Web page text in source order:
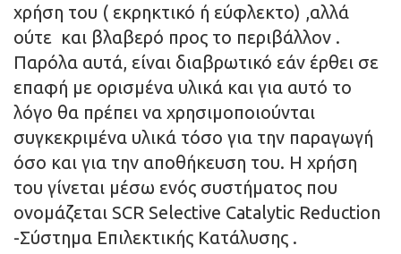
χρήση του ( εκρηκτικό ή εύφλεκτο) ,αλλά
ούτε και βλαβερό προς το περιβάλλον .
Παρόλα αυτά, είναι διαβρωτικό εάν έρθει σε
επαφή με ορισμένα υλικά και για αυτό το
λόγο θα πρέπει να χρησιμοποιούνται
συγκεκριμένα υλικά τόσο για την παραγωγή
όσο και για την αποθήκευση του. Η χρήση
του γίνεται μέσω ενός συστήματος που
ονομάζεται SCR Selective Catalytic Reduction
-Σύστημα Επιλεκτικής Κατάλυσης .